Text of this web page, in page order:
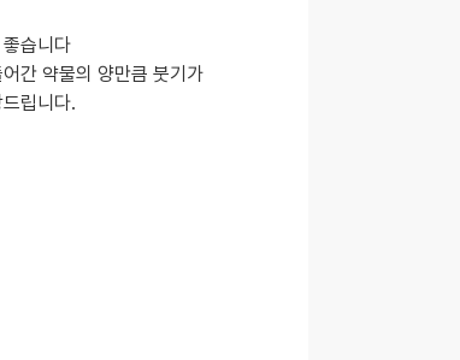
습니다
간 약물의 양만큼 붓기가
립니다.